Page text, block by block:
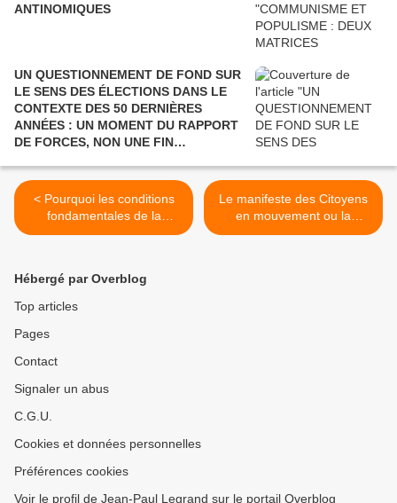
ANTINOMIQUES
UN QUESTIONNEMENT DE FOND SUR
LE SENS DES ÉLECTIONS DANS LE
CONTEXTE DES 50 DERNIÈRES
ANNÉES : UN MOMENT DU RAPPORT
DE FORCES, NON UNE FIN
< Pourquoi les conditions
fondamentales de la
révolution sont réunies ?
Le manifeste des Citoyens
en mouvement ou la
révolution est l'avenir >
Hébergé par Overblog
Top articles
Pages
Contact
Signaler un abus
C.G.U.
Cookies et données personnelles
Préférences cookies
Voir le profil de Jean-Paul Legrand sur le portail Overblog